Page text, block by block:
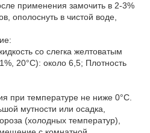
применения замочить в 2-3%
ополоснуть в чистой воде,
со слегка желтоватым
20°С): около 6,5; Плотность
при температуре не ниже 0°C.
мутности или осадка,
(холодных температур),